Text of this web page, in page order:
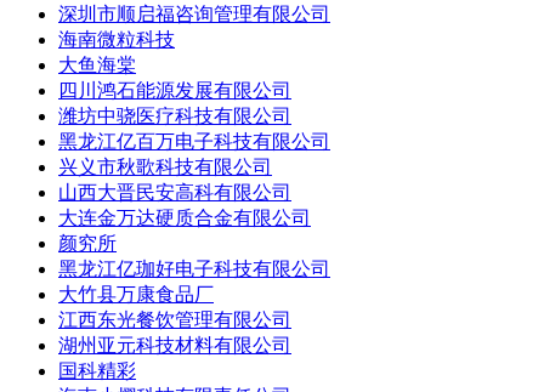
深圳市顺启福咨询管理有限公司
海南微粒科技
大鱼海棠
四川鸿石能源发展有限公司
潍坊中骁医疗科技有限公司
黑龙江亿百万电子科技有限公司
兴义市秋歌科技有限公司
山西大晋民安高科有限公司
大连金万达硬质合金有限公司
颜究所
黑龙江亿珈好电子科技有限公司
大竹县万康食品厂
江西东光餐饮管理有限公司
湖州亚元科技材料有限公司
国科精彩